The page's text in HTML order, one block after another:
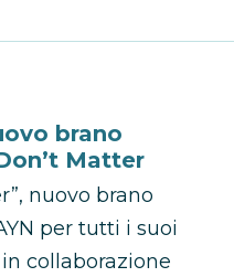
brano
Matter
nuovo brano
per tutti i suoi
collaborazione